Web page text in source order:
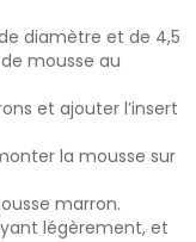
diamètre et de 4,5
mousse au
et ajouter l’insert
la mousse sur
marron.
légèrement, et